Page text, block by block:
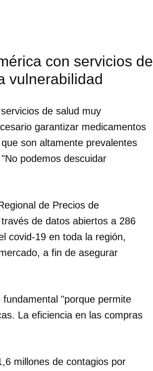
iniciar sesión con tu
CANCELAR
con servicios de
vulnerabilidad
de salud muy
garantizar medicamentos
son altamente prevalentes
podemos descuidar
de Precios de
de datos abiertos a 286
covid-19 en toda la región,
a fin de asegurar
"porque permite
La eficiencia en las compras
millones de contagios por